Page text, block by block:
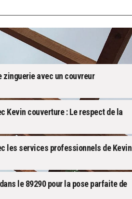
avec un couvreur
Kevin couverture : Le respect de la
les services professionnels de Kevin
le 89290 pour la pose parfaite de